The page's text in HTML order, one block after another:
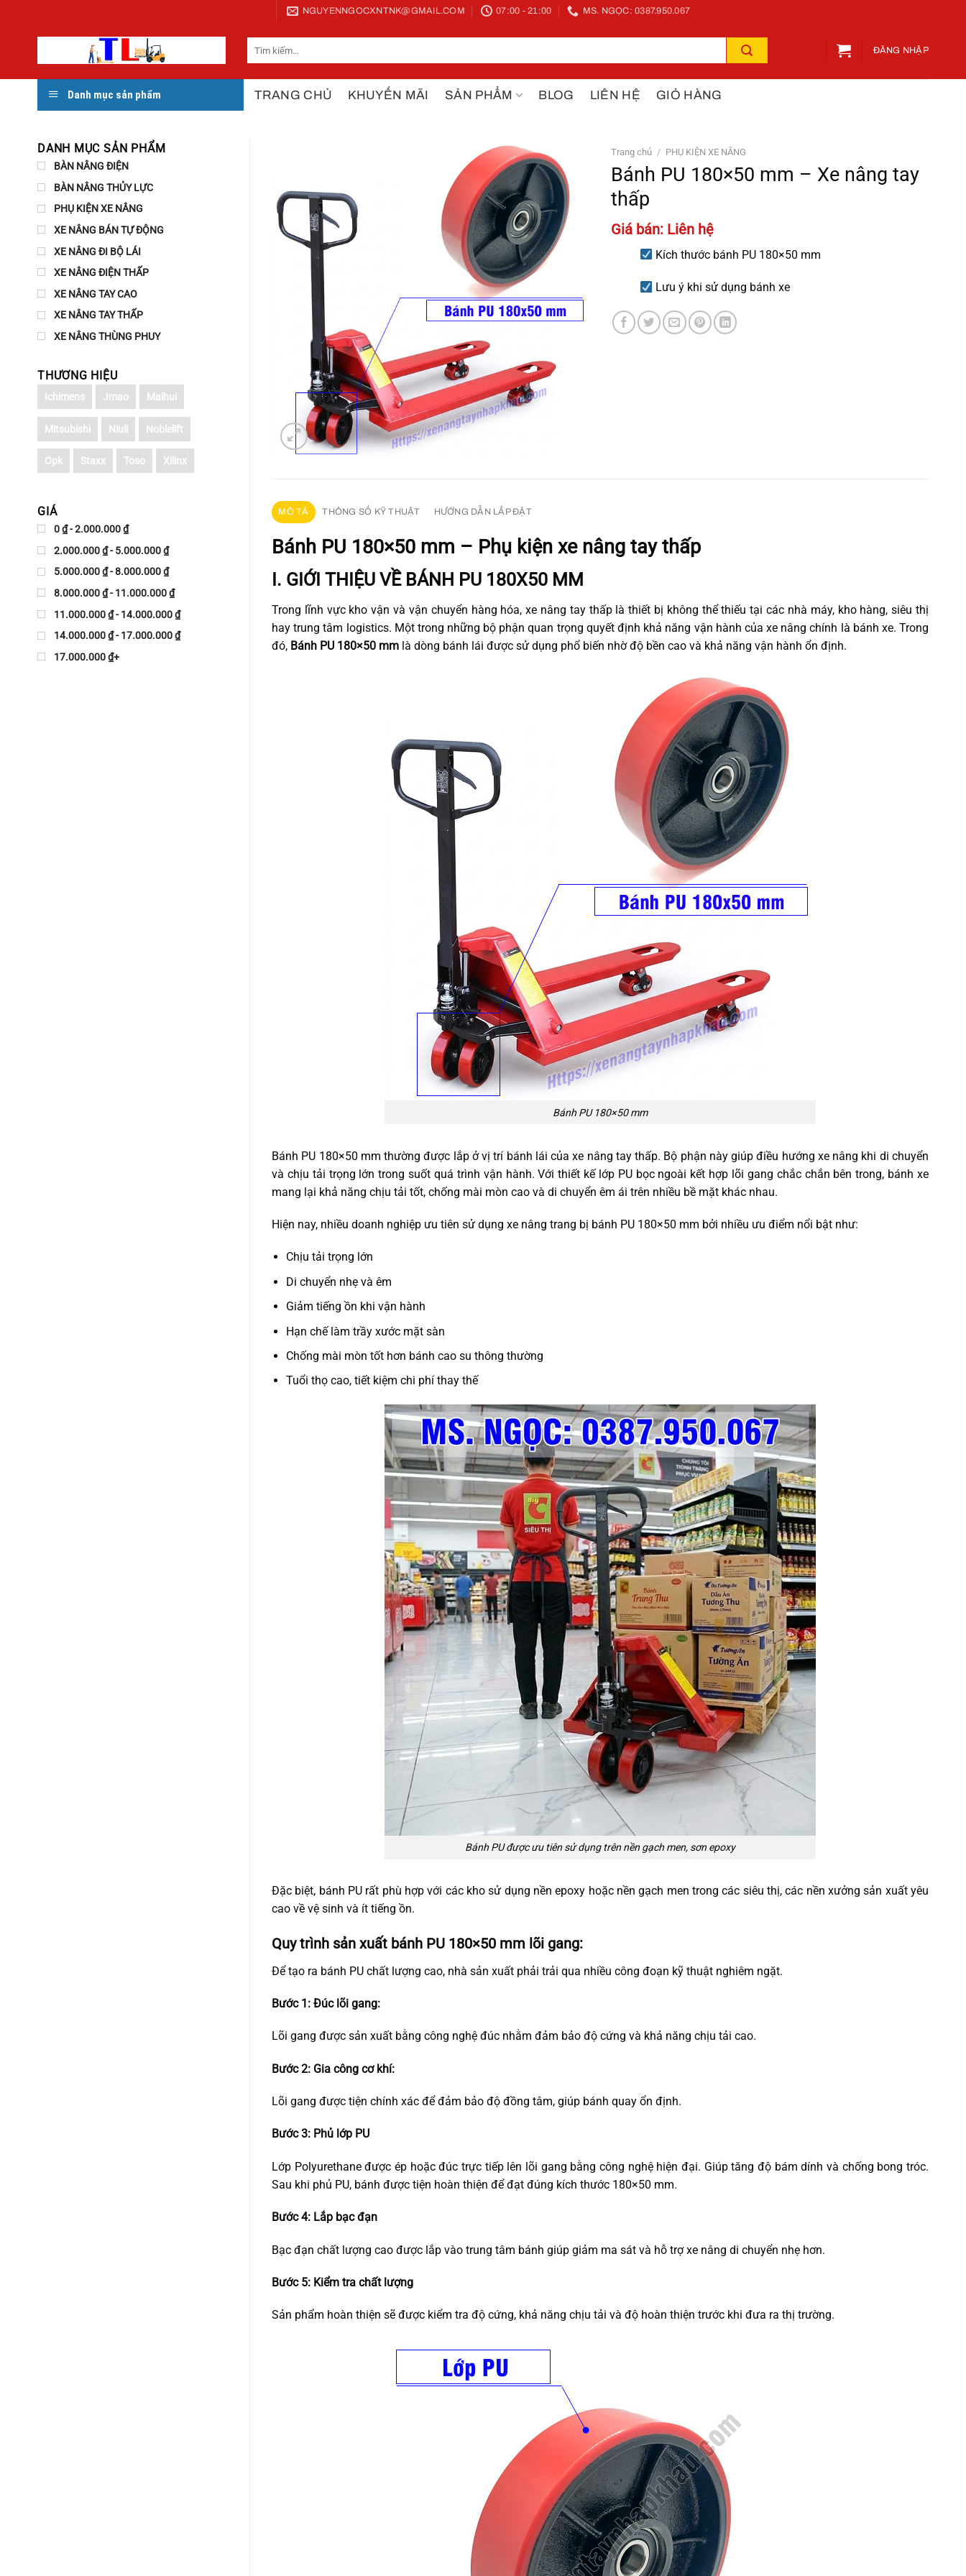
NGUYENNGOCXNTNK@GMAIL.COM 07:00 - 21:00 MS. NGỌC: 0387.950.067
kiếm:
ĐĂNG NHẬP
Danh mục sản phẩm TRANG CHỦ KHUYẾN MÃI SẢN PHẨM BLOG LIÊN HỆ GIỎ HÀNG
DANH MỤC SẢN PHẨM
BÀN NÂNG ĐIỆN
BÀN NÂNG THỦY LỰC
PHỤ KIỆN XE NÂNG
XE NÂNG BÁN TỰ ĐỘNG
XE NÂNG ĐI BỘ LÁI
XE NÂNG ĐIỆN THẤP
XE NÂNG TAY CAO
XE NÂNG TAY THẤP
XE NÂNG THÙNG PHUY
THƯƠNG HIỆU
Ichimens Jmao Maihui
Mitsubishi Niuli Noblelift
Opk Staxx Toso Xilinx
GIÁ
0 ₫ - 2.000.000 ₫
2.000.000 ₫ - 5.000.000 ₫
5.000.000 ₫ - 8.000.000 ₫
8.000.000 ₫ - 11.000.000 ₫
11.000.000 ₫ - 14.000.000 ₫
14.000.000 ₫ - 17.000.000 ₫
17.000.000 ₫+
Trang chủ / PHỤ KIỆN XE NÂNG
Bánh PU 180×50 mm – Xe nâng tay
thấp
Giá bán: Liên hệ
Kích thước bánh PU 180×50 mm
Lưu ý khi sử dụng bánh xe
MÔ TẢ THÔNG SỐ KỸ THUẬT HƯỚNG DẪN LẮP ĐẶT
Bánh PU 180×50 mm – Phụ kiện xe nâng tay thấp
I. GIỚI THIỆU VỀ BÁNH PU 180X50 MM
Trong lĩnh vực kho vận và vận chuyển hàng hóa, xe nâng tay thấp là thiết bị không thể thiếu tại các nhà máy, kho hàng, siêu thị
hay trung tâm logistics. Một trong những bộ phận quan trọng quyết định khả năng vận hành của xe nâng chính là bánh xe. Trong
đó, Bánh PU 180×50 mm là dòng bánh lái được sử dụng phổ biến nhờ độ bền cao và khả năng vận hành ổn định.
Bánh PU 180×50 mm
Bánh PU 180×50 mm thường được lắp ở vị trí bánh lái của xe nâng tay thấp. Bộ phận này giúp điều hướng xe nâng khi di chuyển
và chịu tải trọng lớn trong suốt quá trình vận hành. Với thiết kế lớp PU bọc ngoài kết hợp lõi gang chắc chắn bên trong, bánh xe
mang lại khả năng chịu tải tốt, chống mài mòn cao và di chuyển êm ái trên nhiều bề mặt khác nhau.
Hiện nay, nhiều doanh nghiệp ưu tiên sử dụng xe nâng trang bị bánh PU 180×50 mm bởi nhiều ưu điểm nổi bật như:
Chịu tải trọng lớn
Di chuyển nhẹ và êm
Giảm tiếng ồn khi vận hành
Hạn chế làm trầy xước mặt sàn
Chống mài mòn tốt hơn bánh cao su thông thường
Tuổi thọ cao, tiết kiệm chi phí thay thế
Bánh PU được ưu tiên sử dụng trên nền gạch men, sơn epoxy
Đặc biệt, bánh PU rất phù hợp với các kho sử dụng nền epoxy hoặc nền gạch men trong các siêu thị, các nền xưởng sản xuất yêu
cao về vệ sinh và ít tiếng ồn.
Quy trình sản xuất bánh PU 180×50 mm lõi gang:
Để tạo ra bánh PU chất lượng cao, nhà sản xuất phải trải qua nhiều công đoạn kỹ thuật nghiêm ngặt.
Bước 1: Đúc lõi gang:
Lõi gang được sản xuất bằng công nghệ đúc nhằm đảm bảo độ cứng và khả năng chịu tải cao.
Bước 2: Gia công cơ khí:
Lõi gang được tiện chính xác để đảm bảo độ đồng tâm, giúp bánh quay ổn định.
Bước 3: Phủ lớp PU
Lớp Polyurethane được ép hoặc đúc trực tiếp lên lõi gang bằng công nghệ hiện đại. Giúp tăng độ bám dính và chống bong tróc.
Sau khi phủ PU, bánh được tiện hoàn thiện để đạt đúng kích thước 180×50 mm.
Bước 4: Lắp bạc đạn
Bạc đạn chất lượng cao được lắp vào trung tâm bánh giúp giảm ma sát và hỗ trợ xe nâng di chuyển nhẹ hơn.
Bước 5: Kiểm tra chất lượng
Sản phẩm hoàn thiện sẽ được kiểm tra độ cứng, khả năng chịu tải và độ hoàn thiện trước khi đưa ra thị trường.